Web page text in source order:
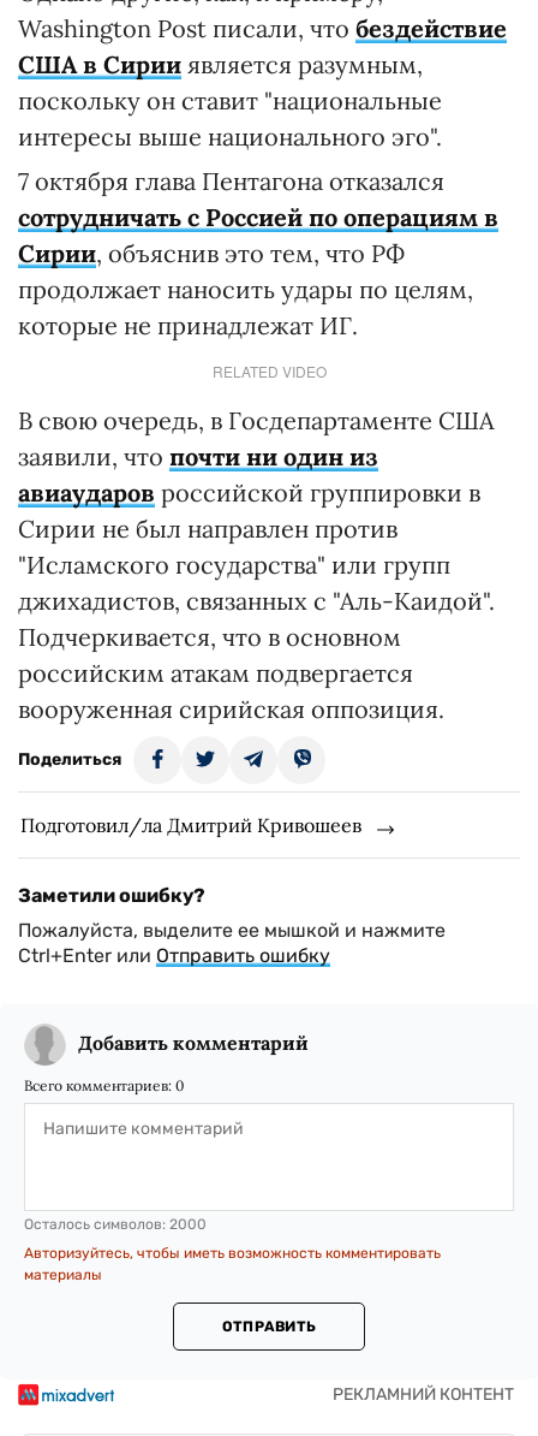
Washington Post писали, что бездействие
США в Сирии является разумным,
поскольку он ставит "национальные
интересы выше национального эго".
7 октября глава Пентагона отказался
сотрудничать с Россией по операциям в
Сирии, объяснив это тем, что РФ
продолжает наносить удары по целям,
которые не принадлежат ИГ.
RELATED VIDEO
В свою очередь, в Госдепартаменте США
заявили, что почти ни один из
авиаударов российской группировки в
Сирии не был направлен против
"Исламского государства" или групп
джихадистов, связанных с "Аль-Каидой".
Подчеркивается, что в основном
российским атакам подвергается
вооруженная сирийская оппозиция.
Поделиться
Подготовил/ла Дмитрий Кривошеев
Заметили ошибку?
Пожалуйста, выделите ее мышкой и нажмите
Ctrl+Enter или Отправить ошибку
Добавить комментарий
Всего комментариев: 0
Осталось символов: 2000
Авторизуйтесь, чтобы иметь возможность комментировать
материалы
ОТПРАВИТЬ